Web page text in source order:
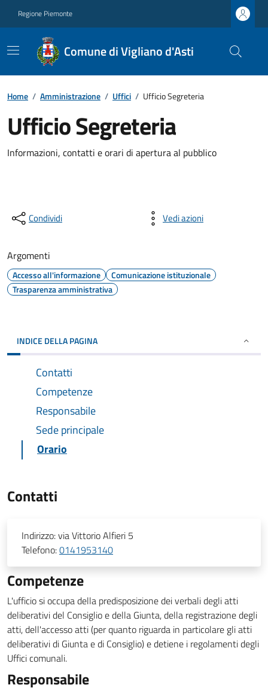
Regione Piemonte
Comune di Vigliano d'Asti
Home / Amministrazione / Uffici / Ufficio Segreteria
Ufficio Segreteria
Informazioni, contatti e orari di apertura al pubblico
Condividi Vedi azioni
Argomenti
Accesso all'informazione
Comunicazione istituzionale
Trasparenza amministrativa
INDICE DELLA PAGINA
Contatti
Competenze
Responsabile
Sede principale
Orario
Contatti
Indirizzo:via Vittorio Alfieri 5
Telefono:0141953140
Competenze
L'ufficio si occupa della predisposizione dei verbali degli atti
deliberativi del Consiglio e della Giunta, della registrazione degli
atti, dell'accesso atti (per quanto riguarda in particolare gli atti
deliberativi di Giunta e di Consiglio) e detiene i regolamenti degli
Uffici comunali.
Responsabile